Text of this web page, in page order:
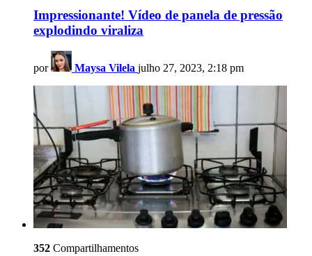
Impressionante! Vídeo de panela de pressão
explodindo viraliza
por Maysa Vilela julho 27, 2023, 2:18 pm
352 Compartilhamentos